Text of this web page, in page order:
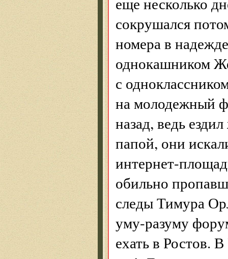
сокрушался
номера в
однокашником
с
на молодежный
назад, ведь
папой, они
интернет-
обильно
следы Тимура
уму-разуму
ехать в Ростов.